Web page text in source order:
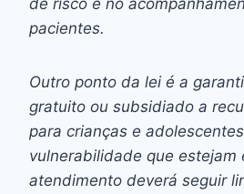
pacientes.
Outro ponto da lei é a
gratuito ou subsidiado a
para crianças e
vulnerabilidade que estejam
atendimento deverá seguir